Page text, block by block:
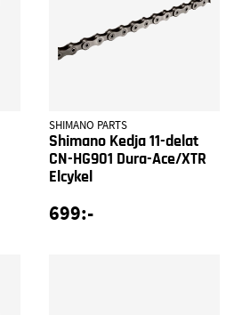
SHIMANO PARTS
Shimano Kedja 11-delat
CN-HG901 Dura-Ace/XTR
Elcykel
699:-